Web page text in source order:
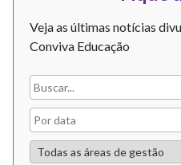
Veja as últimas notícias
Conviva Educação